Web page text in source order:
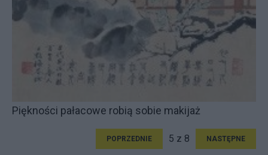
Piękności pałacowe robią sobie makijaż
POPRZEDNIE 5 z 8 NASTĘPNE